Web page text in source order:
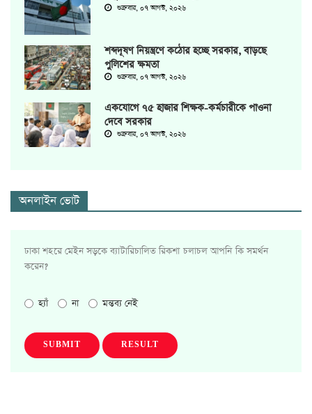
শুক্রবার, ০৭ আগস্ট, ২০২৬
শব্দদূষণ নিয়ন্ত্রণে কঠোর হচ্ছে সরকার, বাড়ছে
পুলিশের ক্ষমতা
শুক্রবার, ০৭ আগস্ট, ২০২৬
একযোগে ৭৫ হাজার শিক্ষক-কর্মচারীকে পাওনা
দেবে সরকার
শুক্রবার, ০৭ আগস্ট, ২০২৬
অনলাইন ভোট
ঢাকা শহরে মেইন সড়কে ব্যাটারিচালিত রিকশা চলাচল আপনি কি সমর্থন
করেন?
হ্যাঁ না মন্তব্য নেই
SUBMIT RESULT